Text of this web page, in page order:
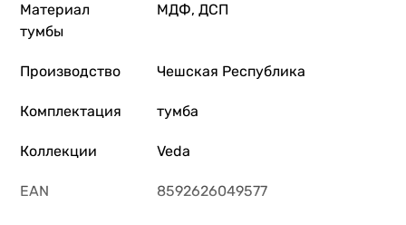
Материал
тумбы
МДФ, ДСП
Производство Чешская Республика
Комплектация тумба
Коллекции Veda
EAN 8592626049577